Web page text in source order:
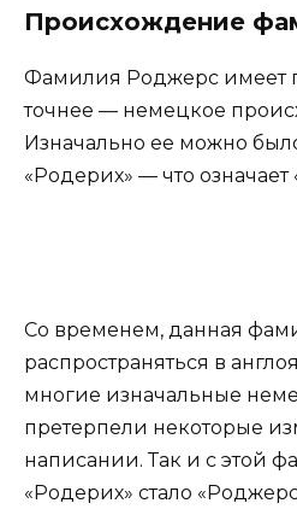
Происхождение
Фамилия Роджерс имеет
точнее — немецкое
Изначально ее можно
«Родерих» — что
Со временем, данная
распространяться в
многие изначальные
претерпели некоторые
написании. Так и с этой
«Родерих» стало